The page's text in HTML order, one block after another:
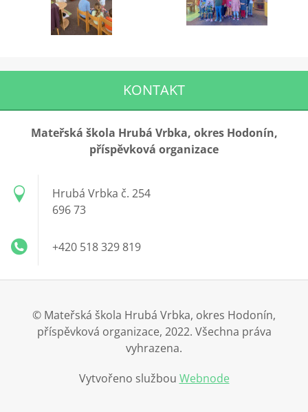
KONTAKT
Mateřská škola Hrubá Vrbka, okres Hodonín,
příspěvková organizace
Hrubá Vrbka č. 254
696 73
+420 518 329 819
© Mateřská škola Hrubá Vrbka, okres Hodonín,
příspěvková organizace, 2022. Všechna práva
vyhrazena.
Vytvořeno službou Webnode